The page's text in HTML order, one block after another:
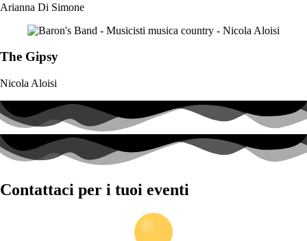
Arianna Di Simone
The Gipsy
Nicola Aloisi
Contattaci per i tuoi eventi